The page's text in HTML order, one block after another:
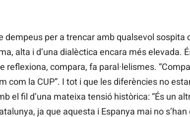
dempeus per a trencar amb qualsevol sospita
alta i d’una dialèctica encara més elevada.
reflexiona, compara, fa paral·lelismes.
com la CUP”. I tot i que les diferències no
el fil d’una mateixa tensió històrica: “És un
ja que aquesta i Espanya mai no s’han